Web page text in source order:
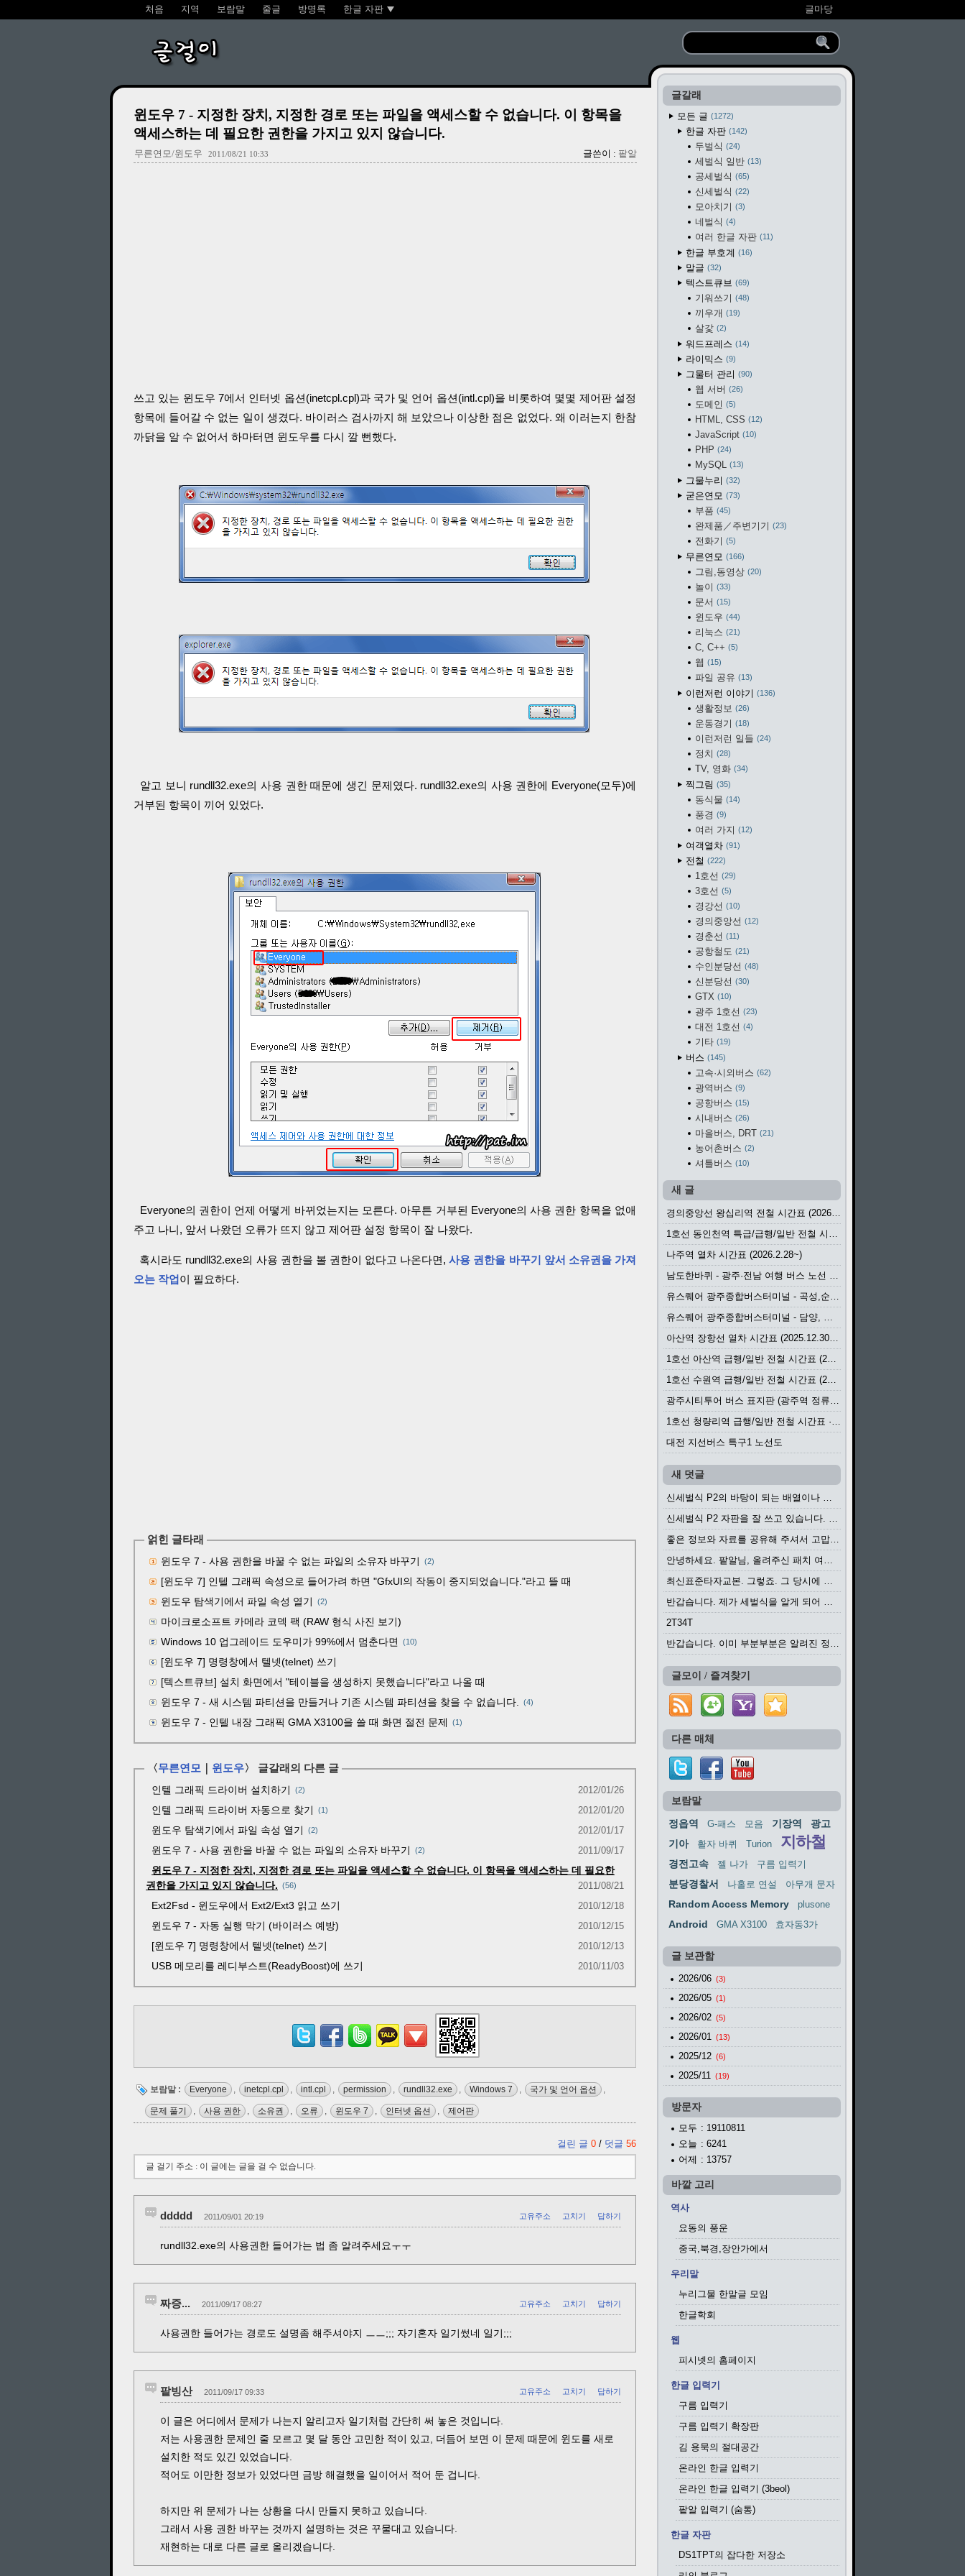
처음 지역 보람말 줄글 방명록 한글 자판 글마당
글걸이
윈도우 7 - 지정한 장치, 지정한 경로 또는 파일을 액세스할 수 없습니다. 이 항목을
액세스하는 데 필요한 권한을 가지고 있지 않습니다.
무른연모/윈도우 2011/08/21 10:33 글쓴이 : 팥알
쓰고 있는 윈도우 7에서 인터넷 옵션(inetcpl.cpl)과 국가 및 언어 옵션(intl.cpl)을 비롯하여 몇몇 제어판 설정
항목에 들어갈 수 없는 일이 생겼다. 바이러스 검사까지 해 보았으나 이상한 점은 없었다. 왜 이러는지 한참
까닭을 알 수 없어서 하마터면 윈도우를 다시 깔 뻔했다.
알고 보니 rundll32.exe의 사용 권한 때문에 생긴 문제였다. rundll32.exe의 사용 권한에 Everyone(모두)에
거부된 항목이 끼어 있었다.
Everyone의 권한이 언제 어떻게 바뀌었는지는 모른다. 아무튼 거부된 Everyone의 사용 권한 항목을 없애
주고 나니, 앞서 나왔던 오류가 뜨지 않고 제어판 설정 항목이 잘 나왔다.
혹시라도 rundll32.exe의 사용 권한을 볼 권한이 없다고 나온다면,사용 권한을 바꾸기 앞서 소유권을 가져
오는 작업이 필요하다.
얽힌 글타래
윈도우 7 - 사용 권한을 바꿀 수 없는 파일의 소유자 바꾸기 (2)
[윈도우 7] 인텔 그래픽 속성으로 들어가려 하면 "GfxUI의 작동이 중지되었습니다."라고 뜰 때
윈도우 탐색기에서 파일 속성 열기
(2)
마이크로소프트 카메라 코덱 팩 (RAW 형식 사진 보기)
Windows 10 업그레이드 도우미가 99%에서 멈춘다면
(10)
[윈도우 7] 명령창에서 텔넷(telnet) 쓰기
[텍스트큐브] 설치 화면에서 "테이블을 생성하지 못했습니다"라고 나올 때
윈도우 7 - 새 시스템 파티션을 만들거나 기존 시스템 파티션을 찾을 수 없습니다.
(4)
윈도우 7 - 인텔 내장 그래픽 GMA X3100을 쓸 때 화면 절전 문제 (1)
〈무른연모 윈도우〉 글갈래의 다른 글
인텔 그래픽 드라이버 설치하기 2 2012/01/26
인텔 그래픽 드라이버 자동으로 찾기 1 2012/01/20
윈도우 탐색기에서 파일 속성 열기 2 2012/01/17
윈도우 7 - 사용 권한을 바꿀 수 없는 파일의 소유자 바꾸기 2 2011/09/17
윈도우 7 - 지정한 장치, 지정한 경로 또는 파일을 액세스할 수 없습니다. 이 항목을 액세스하는 데 필요한
권한을 가지고 있지 않습니다.
56 2011/08/21
Ext2Fsd - 윈도우에서 Ext2/Ext3 읽고 쓰기 2010/12/18
윈도우 7 - 자동 실행 막기 (바이러스 예방) 2010/12/15
[윈도우 7] 명령창에서 텔넷(telnet) 쓰기 2010/12/13
USB 메모리를 레디부스트(ReadyBoost)에 쓰기 2010/11/03
보람말 : Everyone , inetcpl.cpl , intl.cpl , permission , rundll32.exe , Windows 7 , 국가 및 언어 옵션 ,
문제 풀기 , 사용 권한 , 소유권 , 오류 , 윈도우 7 , 인터넷 옵션 , 제어판
걸린 글 0 / 덧글 56
글 걸기 주소 : 이 글에는 글을 걸 수 없습니다.
ddddd 2011/09/01 20:19 고유주소 고치기 답하기
rundll32.exe의 사용권한 들어가는 법 좀 알려주세요ㅜㅜ
짜증... 2011/09/17 08:27 고유주소 고치기 답하기
사용권한 들어가는 경로도 설명좀 해주셔야지 ㅡㅡ;;; 자기혼자 일기썼네 일기;;;
팥빙산 2011/09/17 09:33 고유주소 고치기 답하기
이 글은 어디에서 문제가 나는지 알리고자 일기처럼 간단히 써 놓은 것입니다.
저는 사용권한 문제인 줄 모르고 몇 달 동안 고민한 적이 있고, 더듬어 보면 이 문제 때문에 윈도를 새로
설치한 적도 있긴 있었습니다.
적어도 이만한 정보가 있었다면 금방 해결했을 일이어서 적어 둔 겁니다.
하지만 위 문제가 나는 상황을 다시 만들지 못하고 있습니다.
그래서 사용 권한 바꾸는 것까지 설명하는 것은 꾸물대고 있습니다.
재현하는 대로 다른 글로 올리겠습니다.
글갈래
모든 글
1272
한글 자판 142
두벌식 24
세벌식 일반 13
공세벌식 65
신세벌식 22
모아치기 3
네벌식 4
여러 한글 자판 11
한글 부호계 16
말글 32
텍스트큐브 69
기워쓰기 48
끼우개 19
살갗 2
워드프레스 14
라이믹스 9
그물터 관리 90
웹 서버 26
도메인 5
HTML, CSS 12
JavaScript 10
PHP 24
MySQL 13
그물누리 32
굳은연모 73
부품 45
완제품／주변기기 23
전화기 5
무른연모 166
그림,동영상 20
놀이 33
문서 15
윈도우 44
리눅스 21
C, C++ 5
웹 15
파일 공유 13
이런저런 이야기 136
생활정보 26
운동경기 18
이런저런 일들 24
정치 28
TV, 영화 34
찍그림 35
동식물 14
풍경 9
여러 가지 12
여객열차 91
전철 222
1호선 29
3호선 5
경강선 10
경의중앙선 12
경춘선 11
공항철도 21
수인분당선 48
신분당선 30
GTX 10
광주 1호선 23
대전 1호선 4
기타 19
버스 145
고속·시외버스 62
광역버스 9
공항버스 15
시내버스 26
마을버스, DRT 21
농어촌버스 2
셔틀버스 10
새 글
경의중앙선 왕십리역 전철 시간표 (2026.4.20~)
1호선 동인천역 특급/급행/일반 전철 시간표 (2026.2.28~)
나주역 열차 시간표 (2026.2.28~)
남도한바퀴 - 광주·전남 여행 버스 노선 (2026.3.1~5.31)
유스퀘어 광주종합버스터미널 - 곡성,순천／화순,보성,율포 방면 시외버스 시간표 (2026.1.31)
유스퀘어 광주종합버스터미널 - 담양, 순창, 남원, 무주, 장수, 거창, 대구 방면 시외버스 시간표 (2026...
아산역 장항선 열차 시간표 (2025.12.30 기준) (무궁화호, ITX-마음, 새마을호, 서해금빛열차)
1호선 아산역 급행/일반 전철 시간표 (2025.12.30~)
1호선 수원역 급행/일반 전철 시간표 (2025.12.30~)
광주시티투어 버스 표지판 (광주역 정류장) (2024?)
1호선 청량리역 급행/일반 전철 시간표 · 노선도 (2025.12.30~)
대전 지선버스 특구1 노선도
새 덧글
신세벌식 P2의 바탕이 되는 배열이나 주요 기능...
신세벌식 P2 자판을 잘 쓰고 있습니다. 쓰기 편리...
좋은 정보와 자료를 공유해 주셔서 고맙습니다....
안녕하세요. 팥알님, 올려주신 패치 여러모로 감사...
최신표준타자교본. 그렇죠. 그 당시에 최신 표준...
반갑습니다. 제가 세벌식을 알게 되어 세벌식 써...
2T34T
반갑습니다. 이미 부분부분은 알려진 정보들이...
글모이 / 즐겨찾기
다른 매체
보람말
정읍역 G-패스 모음 기장역
광고
기아
활자 바퀴 Turion 지하철
경전고속 젤 나가 구름 입력기
분당경찰서 나홀로 연설 아무개 문자
Random Access Memory plusone
Android GMA X3100 효자동3가
글 보관함
2026/06 (3)
2026/05 (1)
2026/02 (5)
2026/01 (13)
2025/12 (6)
2025/11 (19)
방문자
모두 : 19110811
오늘 : 6241
어제 : 13757
바깥 고리
역사
요동의 풍운
중국,북경,장안가에서
우리말
누리그물 한말글 모임
한글학회
웹
피시넷의 홈페이지
한글 입력기
구름 입력기
구름 입력기 확장판
김 용묵의 절대공간
온라인 한글 입력기
온라인 한글 입력기 (3beol)
팥알 입력기 (숨통)
한글 자판
DS1TPT의 잡다한 저장소